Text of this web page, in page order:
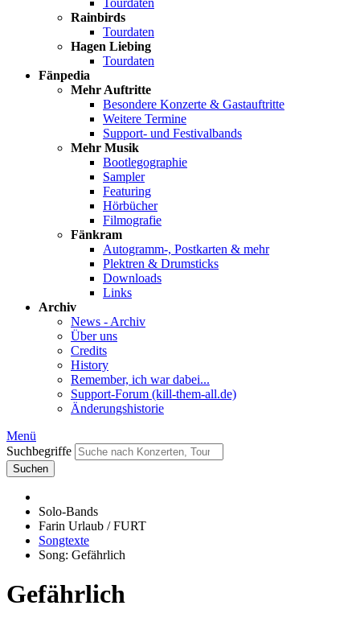
Tourdaten
Rainbirds
Tourdaten
Hagen Liebing
Tourdaten
Fänpedia
Mehr Auftritte
Besondere Konzerte & Gastauftritte
Weitere Termine
Support- und Festivalbands
Mehr Musik
Bootlegographie
Sampler
Featuring
Hörbücher
Filmografie
Fänkram
Autogramm-, Postkarten & mehr
Plektren & Drumsticks
Downloads
Links
Archiv
News - Archiv
Über uns
Credits
History
Remember, ich war dabei...
Support-Forum (kill-them-all.de)
Änderungshistorie
Menü
Suchbegriffe
Suchen
Solo-Bands
Farin Urlaub / FURT
Songtexte
Song: Gefährlich
Gefährlich